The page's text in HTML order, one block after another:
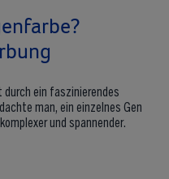
ein faszinierendes
man, ein einzelnes Gen
und spannender.